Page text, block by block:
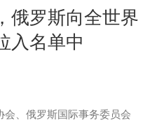
俄罗斯向全世界
入名单中
、俄罗斯国际事务委员会